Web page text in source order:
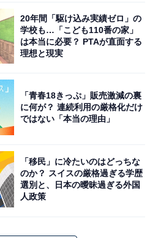
20年間「駆け込み実績ゼロ」の
学校も…「こども110番の家」
は本当に必要？ PTAが直面する
理想と現実
「青春18きっぷ」販売激減の裏
に何が？ 連続利用の厳格化だけ
ではない「本当の理由」
「移民」に冷たいのはどっちな
のか？ スイスの厳格過ぎる学歴
選別と、日本の曖昧過ぎる外国
人政策